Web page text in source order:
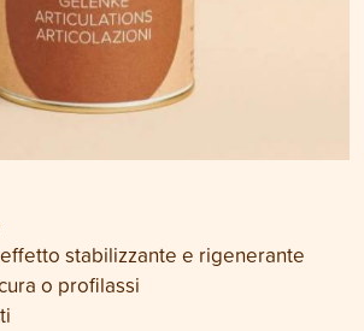
stabilizzante e rigenerante
o profilassi